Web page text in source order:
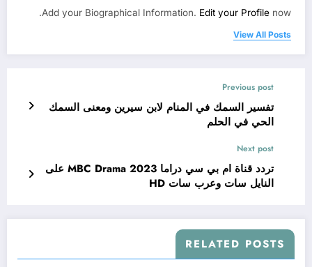
Add your Biographical Information. Edit your Profile now.
View All Posts
Previous post
تفسير السمك في المنام لابن سيرين ومعنى السمك
الحي في الحلم
Next post
تردد قناة ام بي سي دراما MBC Drama 2023 على
النايل سات وعرب سات HD
RELATED POSTS